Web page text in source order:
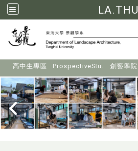
LA.THU
高中生專區 ProspectiveStu. 創藝學院